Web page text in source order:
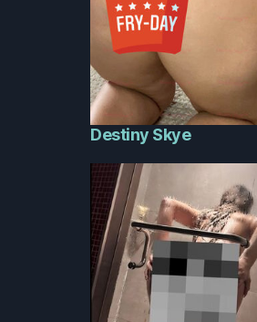
Destiny Skye